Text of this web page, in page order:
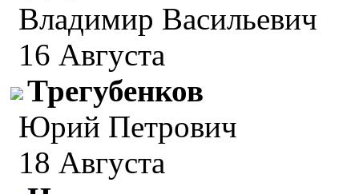
Владимир Васильевич
16 Августа
Трегубенков
Юрий Петрович
18 Августа